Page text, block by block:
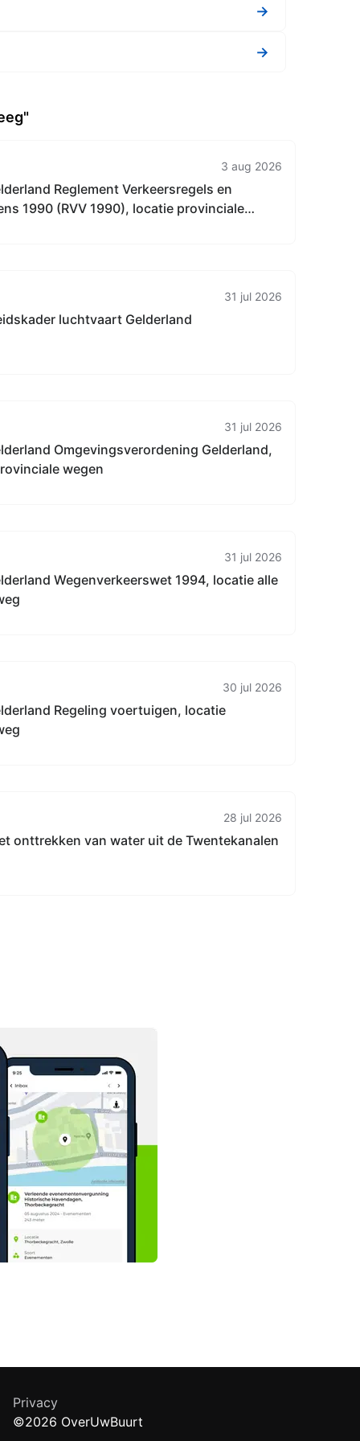
→
→
3 aug 2026
Reglement Verkeersregels en
1990 (RVV 1990), locatie provinciale
31 jul 2026
luchtvaart Gelderland
31 jul 2026
Omgevingsverordening Gelderland,
wegen
31 jul 2026
Wegenverkeerswet 1994, locatie alle
30 jul 2026
Regeling voertuigen, locatie
28 jul 2026
onttrekken van water uit de Twentekanalen
Privacy
©2026 OverUwBuurt